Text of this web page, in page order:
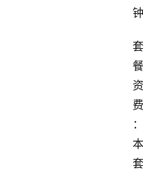
钟
套
餐
资
费
：
本
套